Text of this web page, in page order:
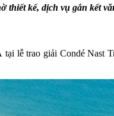
kế, dịch vụ gắn kết
lễ trao giải Condé Nast